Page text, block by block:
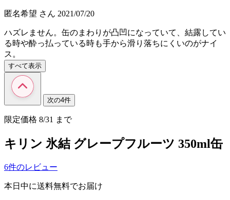
匿名希望 さん 2021/07/20
ハズレません。缶のまわりが凸凹になっていて、結露してい
る時や酔っ払っている時も手から滑り落ちにくいのがナイ
ス。
すべて表示
次の4件
限定価格 8/31 まで
キリン 氷結 グレープフルーツ 350ml缶
6件のレビュー
本日中に送料無料でお届け